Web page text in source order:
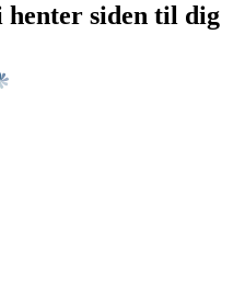
henter siden til dig